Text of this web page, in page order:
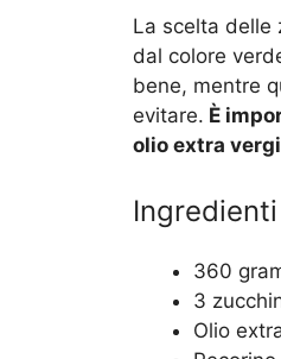
La scelta delle
dal colore
bene, mentre
evitare. È
olio extra
Ingredienti
360
3
Olio